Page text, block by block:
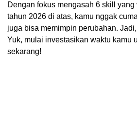
Dengan fokus mengasah 6 skill
tahun 2026 di atas, kamu nggak
juga bisa memimpin perubahan.
Yuk, mulai investasikan waktu kamu
sekarang!